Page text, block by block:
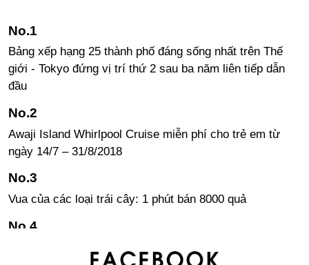
Bảng xếp hạng 25 thành phố đáng sống nhất trên Thế
giới - Tokyo đứng vị trí thứ 2 sau ba năm liên tiếp dẫn
đầu
Awaji Island Whirlpool Cruise miễn phí cho trẻ em từ
ngày 14/7 – 31/8/2018
Vua của các loại trái cây: 1 phút bán 8000 quả